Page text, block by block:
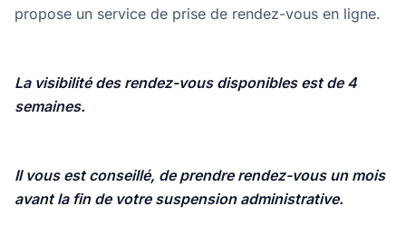
propose un service de prise de rendez-vous en ligne.
La visibilité des rendez-vous disponibles est de 4
semaines.
Il vous est conseillé, de prendre rendez-vous un mois
avant la fin de votre suspension administrative.